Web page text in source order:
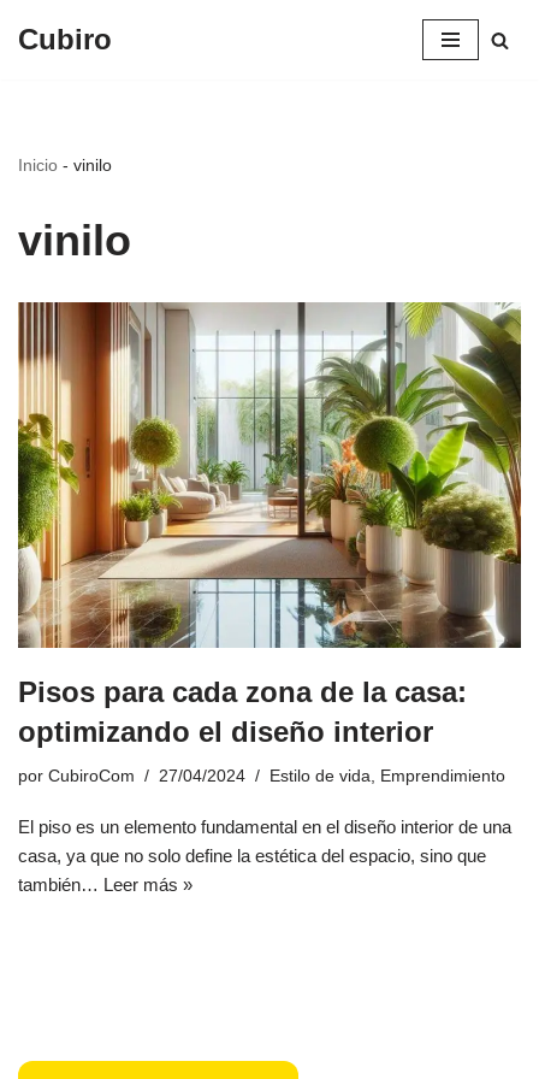
Cubiro
Inicio - vinilo
vinilo
Pisos para cada zona de la casa:
optimizando el diseño interior
por CubiroCom 27/04/2024 Estilo de vida Emprendimiento
El piso es un elemento fundamental en el diseño interior de una
casa, ya que no solo define la estética del espacio, sino que
también… Leer más »